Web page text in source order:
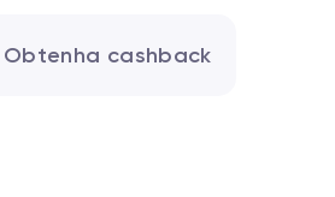
Obtenha cashback